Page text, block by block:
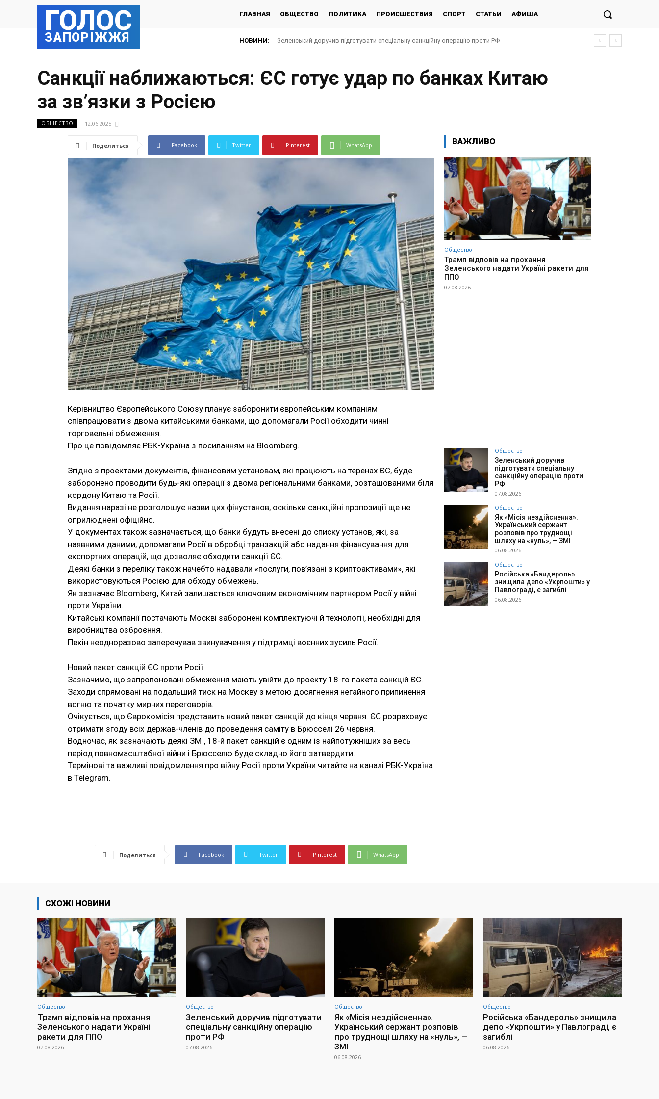
ГОЛОС
ЗАПОРІЖЖЯ
ГЛАВНАЯ ОБЩЕСТВО ПОЛИТИКА ПРОИСШЕСТВИЯ СПОРТ СТАТЬИ АФИША
НОВИНИ: Зеленський доручив підготувати спеціальну санкційну операцію проти РФ
Санкції наближаються: ЄС готує удар по банках Китаю
за зв’язки з Росією
ОБЩЕСТВО 12.06.2025
Поделиться Facebook Twitter Pinterest WhatsApp
Керівництво Європейського Союзу планує заборонити європейським компаніям
співпрацювати з двома китайськими банками, що допомагали Росії обходити чинні
торговельні обмеження.
Про це повідомляє РБК-Україна з посиланням на Bloomberg.
Згідно з проектами документів, фінансовим установам, які працюють на теренах ЄС, буде
заборонено проводити будь-які операції з двома регіональними банками, розташованими біля
кордону Китаю та Росії.
Видання наразі не розголошує назви цих фінустанов, оскільки санкційні пропозиції ще не
оприлюднені офіційно.
У документах також зазначається, що банки будуть внесені до списку установ, які, за
наявними даними, допомагали Росії в обробці транзакцій або надання фінансування для
експортних операцій, що дозволяє обходити санкції ЄС.
Деякі банки з переліку також начебто надавали «послуги, пов’язані з криптоактивами», які
використовуються Росією для обходу обмежень.
Як зазначає Bloomberg, Китай залишається ключовим економічним партнером Росії у війні
проти України.
Китайські компанії постачають Москві заборонені комплектуючі й технології, необхідні для
виробництва озброєння.
Пекін неодноразово заперечував звинувачення у підтримці воєнних зусиль Росії.
Новий пакет санкцій ЄС проти Росії
Зазначимо, що запропоновані обмеження мають увійти до проекту 18-го пакета санкцій ЄС.
Заходи спрямовані на подальший тиск на Москву з метою досягнення негайного припинення
вогню та початку мирних переговорів.
Очікується, що Єврокомісія представить новий пакет санкцій до кінця червня. ЄС розраховує
отримати згоду всіх держав-членів до проведення саміту в Брюсселі 26 червня.
Водночас, як зазначають деякі ЗМІ, 18-й пакет санкцій є одним із найпотужніших за весь
період повномасштабної війни і Брюсселю буде складно його затвердити.
Термінові та важливі повідомлення про війну Росії проти України читайте на каналі РБК-Україна
в Telegram.
Поделиться Facebook Twitter Pinterest WhatsApp
ВАЖЛИВО
Общество
Трамп відповів на прохання
Зеленського надати Україні ракети для
ППО
07.08.2026
Общество
Зеленський доручив
підготувати спеціальну
санкційну операцію проти
РФ
07.08.2026
Общество
Як «Місія нездійсненна».
Український сержант
розповів про труднощі
шляху на «нуль», — ЗМІ
06.08.2026
Общество
Російська «Бандероль»
знищила депо «Укрпошти» у
Павлограді, є загиблі
06.08.2026
СХОЖІ НОВИНИ
Общество
Трамп відповів на прохання
Зеленського надати Україні
ракети для ППО
07.08.2026
Общество
Зеленський доручив підготувати
спеціальну санкційну операцію
проти РФ
07.08.2026
Общество
Як «Місія нездійсненна».
Український сержант розповів
про труднощі шляху на «нуль», —
ЗМІ
06.08.2026
Общество
Російська «Бандероль» знищила
депо «Укрпошти» у Павлограді, є
загиблі
06.08.2026